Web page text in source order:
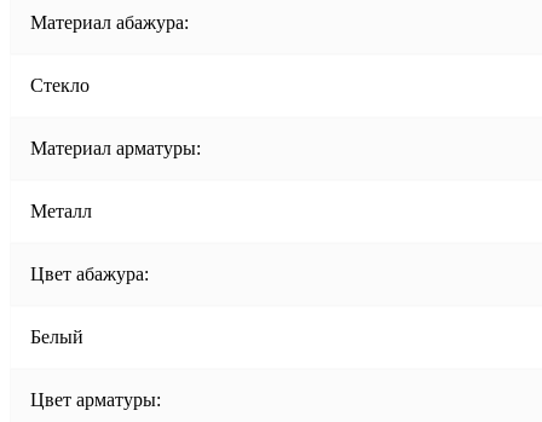
Материал абажура:
Стекло
Материал арматуры:
Металл
Цвет абажура:
Белый
Цвет арматуры: